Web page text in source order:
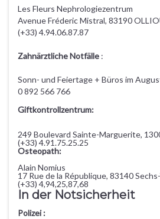
Les Fleurs Nephrologiezentrum
Avenue Fréderic Mistral, 83190
(+33) 4.94.06.87.87
Zahnärztliche Notfälle :
Sonn- und Feiertage + Büros im
0 892 566 766
Giftkontrollzentrum:
249 Boulevard Sainte-Marguerite,
(+33) 4.91.75.25.25
Osteopath:
Alain Nomius
17 Rue de la République, 83140
(+33) 4,94,25,87,68
In der Notsicherheit
Polizei :